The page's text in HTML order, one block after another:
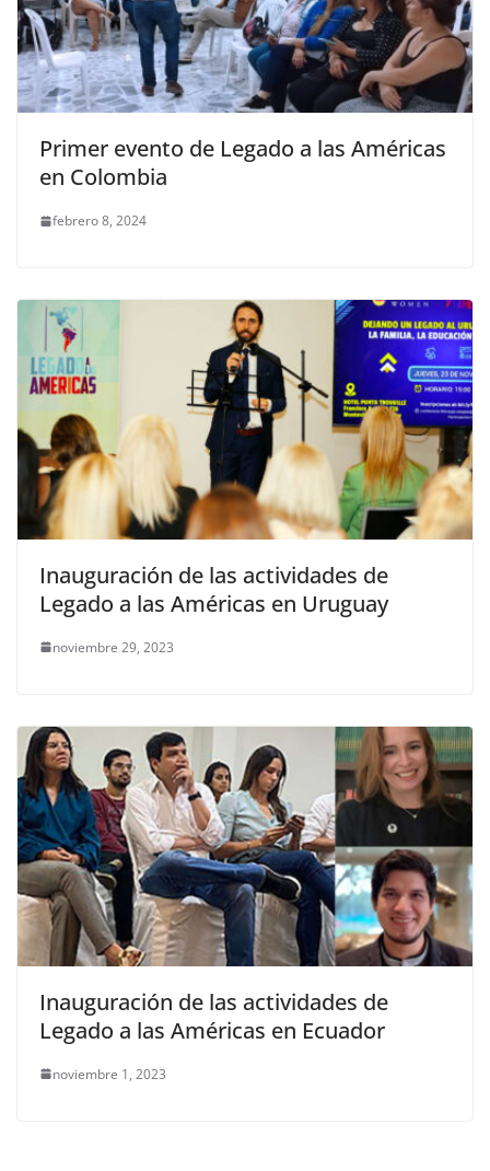
Primer evento de Legado a las Américas
en Colombia
febrero 8, 2024
Inauguración de las actividades de
Legado a las Américas en Uruguay
noviembre 29, 2023
Inauguración de las actividades de
Legado a las Américas en Ecuador
noviembre 1, 2023